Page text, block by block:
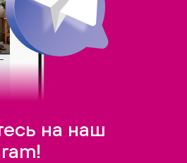
на наш